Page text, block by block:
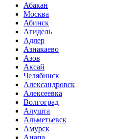
Абакан
Москва
Абинск
Агидель
Адлер
Азнакаево
Азов
Аксай
Челябинск
Александровск
Алексеевка
Волгоград
Алушта
Альметьевск
Амурск
Анапа